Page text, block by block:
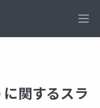
関するスラ